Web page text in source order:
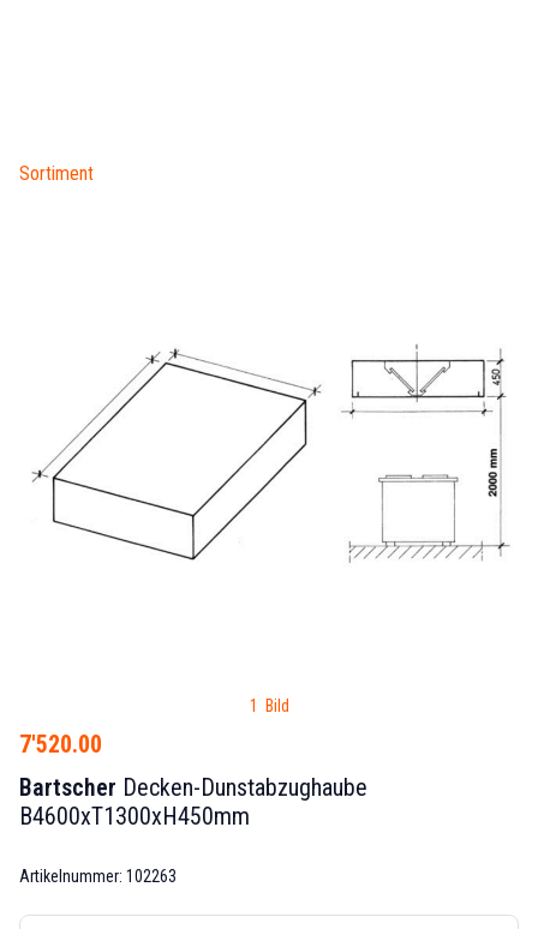
Sortiment
1 Bild
7'520.00
Bartscher Decken-Dunstabzughaube
B4600xT1300xH450mm
Artikelnummer: 102263